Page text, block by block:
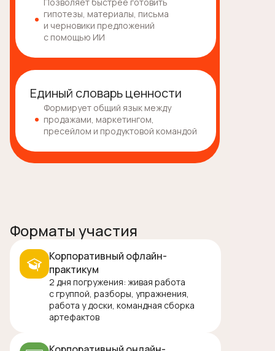
гипотезы, материалы, письма
и черновики предложений
с помощью ИИ
Единый словарь ценности
Формирует общий язык между
продажами, маркетингом,
пресейлом и продуктовой командой
Форматы участия
Корпоративный офлайн-
практикум
2 дня погружения: живая работа
с группой, разборы, упражнения,
работа у доски, командная сборка
артефактов